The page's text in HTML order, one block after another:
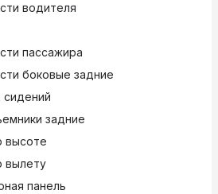
водителя
пассажира
боковые задние
задние
высоте
вылету
панель